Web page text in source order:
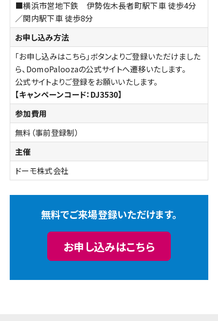
■横浜市営地下鉄 伊勢佐木長者町駅下車 徒歩4分
／関内駅下車 徒歩8分
お申し込み方法
「お申し込みはこちら」ボタンよりご登録いただけました
ら、DomoPaloozaの公式サイトへ遷移いたします。
公式サイトよりご登録をお願いいたします。
【キャンペーンコード：DJ3530】
参加費用
無料（事前登録制）
主催
ドーモ株式会社
無料でご来場登録いただけます。
お申し込みはこちら